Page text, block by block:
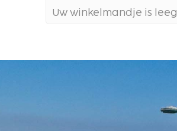
Uw winkelmandje is leeg